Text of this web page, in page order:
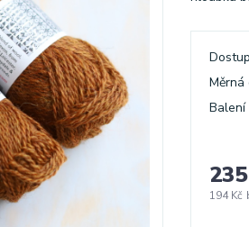
Měrná
Balení
194 Kč